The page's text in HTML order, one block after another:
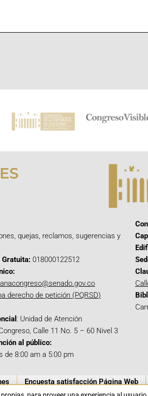
quejas, reclamos, sugerencias y
Gratuita: 018000122512
derecho de petición (PQRSD)
: Unidad de Atención
Calle 11 No. 5 – 60 Nivel 3
al público:
de 8:00 am a 5:00 pm
Encuesta satisfacción Página Web